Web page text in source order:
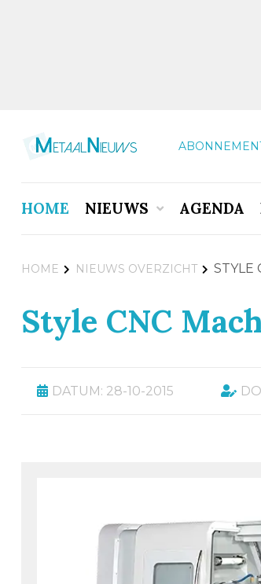
HOME NIEUWS AGENDA
HOME NIEUWS OVERZICHT STYLE
Style CNC
DATUM: 28-10-2015